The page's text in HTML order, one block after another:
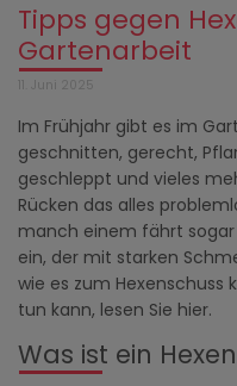
Tipps gegen
Gartenarbeit
11. Juni 2025
Im Frühjahr gibt es im
geschnitten, gerecht,
geschleppt und vieles
Rücken das alles
manch einem fährt
ein, der mit starken
wie es zum
tun kann, lesen Sie hier.
Was ist ein